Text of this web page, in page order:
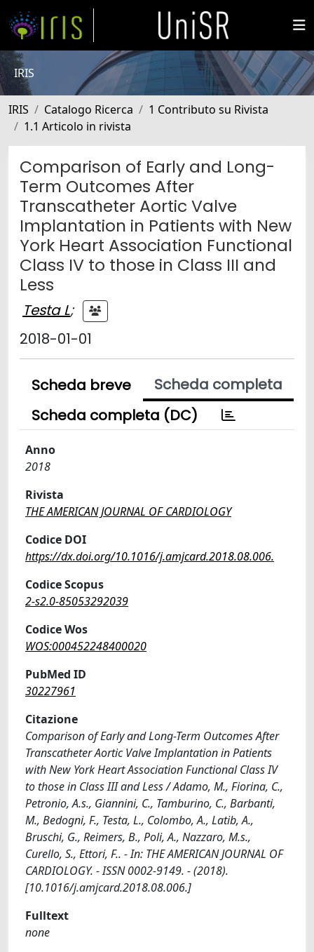
IRIS
IRIS Catalogo Ricerca
1 Contributo su Rivista
1.1 Articolo in rivista
Comparison of Early and Long-
Term Outcomes After
Transcatheter Aortic Valve
Implantation in Patients with New
York Heart Association Functional
Class IV to those in Class III and
Less
Testa L;
2018-01-01
Scheda breve
Scheda completa
Scheda completa (DC)
Anno
2018
Rivista
THE AMERICAN JOURNAL OF CARDIOLOGY
Codice DOI
https://dx.doi.org/10.1016/j.amjcard.2018.08.006.
Codice Scopus
2-s2.0-85053292039
Codice Wos
WOS:000452248400020
PubMed ID
30227961
Citazione
Comparison of Early and Long-Term Outcomes After
Transcatheter Aortic Valve Implantation in Patients
with New York Heart Association Functional Class IV
to those in Class III and Less / Adamo, M., Fiorina, C.,
Petronio, A.s., Giannini, C., Tamburino, C., Barbanti,
M., Bedogni, F., Testa, L., Colombo, A., Latib, A.,
Bruschi, G., Reimers, B., Poli, A., Nazzaro, M.s.,
Curello, S., Ettori, F.. - In: THE AMERICAN JOURNAL OF
CARDIOLOGY. - ISSN 0002-9149. - (2018).
[10.1016/j.amjcard.2018.08.006.]
Fulltext
none